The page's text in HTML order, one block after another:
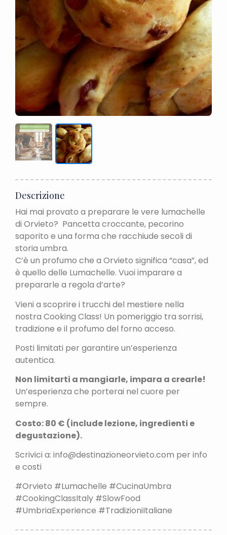
Descrizione
Hai mai provato a preparare le vere lumachelle
di Orvieto? Pancetta croccante, pecorino
saporito e una forma che racchiude secoli di
storia umbra.
C’è un profumo che a Orvieto significa “casa”, ed
è quello delle Lumachelle. Vuoi imparare a
prepararle a regola d’arte?
Vieni a scoprire i trucchi del mestiere nella
nostra Cooking Class! Un pomeriggio tra sorrisi,
tradizione e il profumo del forno acceso.
Posti limitati per garantire un’esperienza
autentica.
Non limitarti a mangiarle, impara a crearle!
Un’esperienza che porterai nel cuore per
sempre.
Costo: 80 € (include lezione, ingredienti e
degustazione).
Scrivici a: info@destinazioneorvieto.com per info
e costi
#Orvieto #Lumachelle #CucinaUmbra
#CookingClassItaly #SlowFood
#UmbriaExperience #TradizioniItaliane